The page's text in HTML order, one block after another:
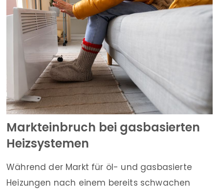
Markteinbruch bei gasbasierten
Heizsystemen
Während der Markt für öl- und gasbasierte
Heizungen nach einem bereits schwachen